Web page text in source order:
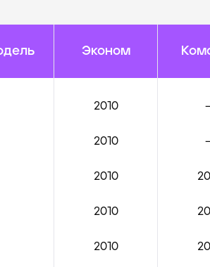
Эконом
2010
2010
2010
2010
2010